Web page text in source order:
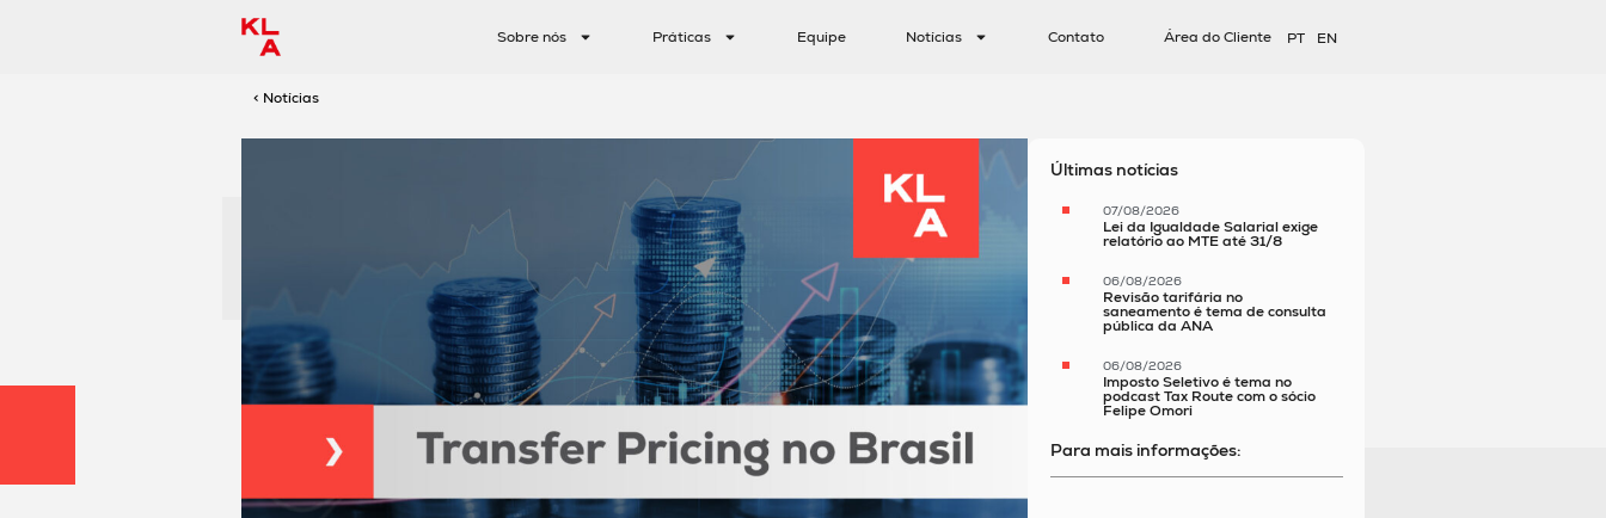
Sobre nós Práticas Equipe Notícias Contato Área do Cliente PT EN
< Notícias
Últimas notícias
07/08/2026
Lei da Igualdade Salarial exige
relatório ao MTE até 31/8
06/08/2026
Revisão tarifária no
saneamento é tema de consulta
pública da ANA
06/08/2026
Imposto Seletivo é tema no
podcast Tax Route com o sócio
Felipe Omori
Para mais informações: